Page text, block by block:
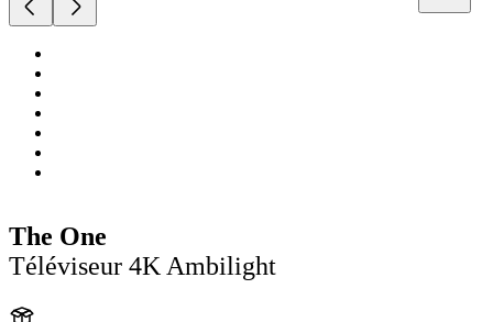
The One
Téléviseur 4K Ambilight